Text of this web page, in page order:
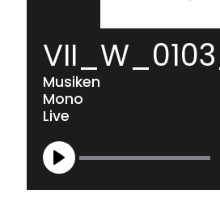
Musiken
Mono
Live
Play